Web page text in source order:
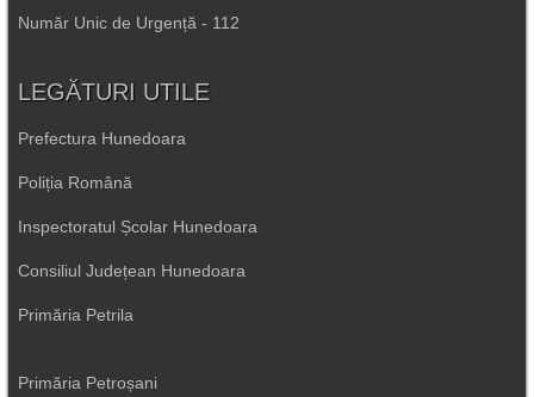
Număr Unic de Urgență - 112
LEGĂTURI UTILE
Prefectura Hunedoara
Poliția Română
Inspectoratul Școlar Hunedoara
Consiliul Județean Hunedoara
Primăria Petrila
Primăria Petroșani